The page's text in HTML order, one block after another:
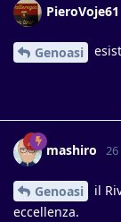
PieroVoje61
Genoasi
mashiro 26
Genoasi
il
eccellenza.